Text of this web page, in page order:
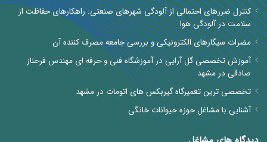
کنترل ضررهای احتمالی از آلودگی شهرهای صنعتی: راهکارهای حفاظت از
سلامت در آلودگی هوا
مضرات سیگارهای الکترونیکی و بررسی جامعه مصرف کننده آن
آموزش تخصصی گل آرایی در آموزشگاه فنی و حرفه ای مهندس فرحناز
صادقی در مشهد
تخصصی ترین تعمیرگاه گیربکس های اتومات در مشهد
آشنایی با مشاغل حوزه حیوانات خانگی